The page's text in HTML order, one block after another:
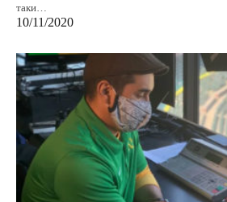
таки…
10/11/2020